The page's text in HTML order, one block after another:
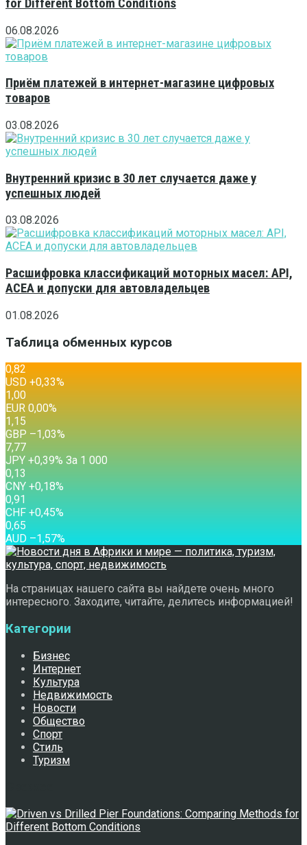
for Different Bottom Conditions
06.08.2026
Приём платежей в интернет-магазине цифровых
товаров
03.08.2026
Внутренний кризис в 30 лет случается даже у
успешных людей
03.08.2026
Расшифровка классификаций моторных масел: API,
ACEA и допуски для автовладельцев
01.08.2026
Таблица обменных курсов
0,82
USD +0,33%
1,00
EUR 0,00%
1,15
GBP –1,03%
7,77
JPY +0,39% За 1 000
0,13
CNY +0,18%
0,91
CHF +0,45%
0,65
AUD –1,57%
На страницах нашего сайта вы найдете очень много
интересного. Заходите, читайте, делитесь информацией!
Категории
Бизнес
Интернет
Культура
Недвижимость
Новости
Общество
Спорт
Стиль
Туризм